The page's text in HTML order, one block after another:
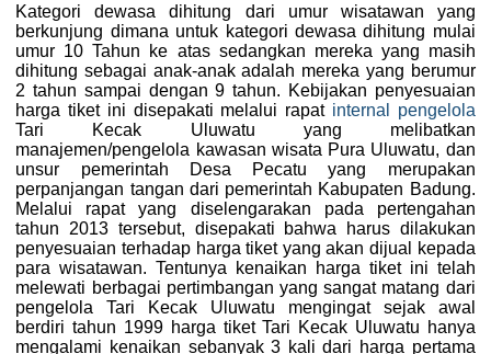
Kategori dewasa dihitung dari umur wisatawan yang
berkunjung dimana untuk kategori dewasa dihitung mulai
umur 10 Tahun ke atas sedangkan mereka yang masih
dihitung sebagai anak-anak adalah mereka yang berumur
2 tahun sampai dengan 9 tahun. Kebijakan penyesuaian
harga tiket ini disepakati melalui rapatinternal pengelola
Tari Kecak Uluwatu yang melibatkan
manajemen/pengelola kawasan wisata Pura Uluwatu, dan
unsur pemerintah Desa Pecatu yang merupakan
perpanjangan tangan dari pemerintah Kabupaten Badung.
Melalui rapat yang diselengarakan pada pertengahan
tahun 2013 tersebut, disepakati bahwa harus dilakukan
penyesuaian terhadap harga tiket yang akan dijual kepada
para wisatawan. Tentunya kenaikan harga tiket ini telah
melewati berbagai pertimbangan yang sangat matang dari
pengelola Tari Kecak Uluwatu mengingat sejak awal
berdiri tahun 1999 harga tiket Tari Kecak Uluwatu hanya
mengalami kenaikan sebanyak 3 kali dari harga pertama